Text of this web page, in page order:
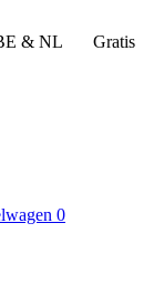
& NL
Gratis
0